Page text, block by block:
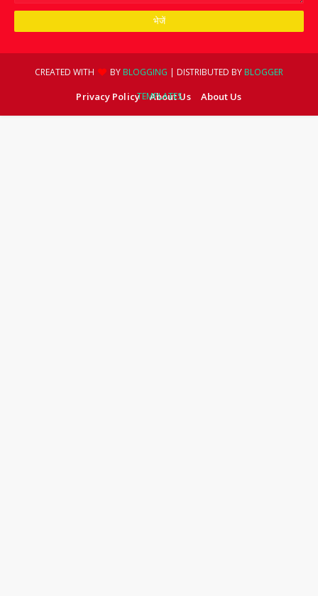
CREATED WITH BY BLOGGING | DISTRIBUTED BY BLOGGER
TEMPLATES
Privacy Policy About Us About Us